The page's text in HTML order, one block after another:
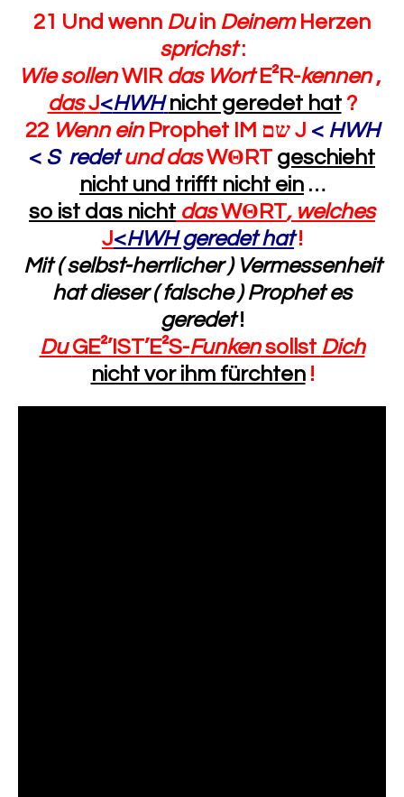
21 Und wenn Duin DeinemHerzen
sprichst:
Wie sollenWIR das WortE²R-kennen ,
dasJ<HWH nicht geredet hat ?
22 Wenn einProphet IM שםJ < HWH
< S redet und dasWΘ RT geschieht
nicht und trifft nicht ein …
so ist das nicht dasWΘ RT, welches
J<HWH geredet hat !
Mit ( selbst-herrlicher ) Vermessenheit
hat dieser ( falsche ) Prophet es
geredet!
DuGE²’IST’E²S-Funkensollst Dich
nicht vor ihm fürchten !